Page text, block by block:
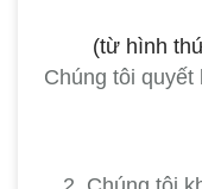
(từ hình
Chúng tôi quyết